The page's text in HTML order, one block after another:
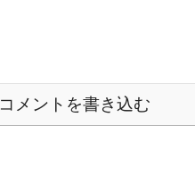
コメントを書き込む